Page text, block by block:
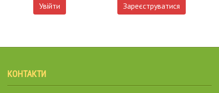
Увійти Зареєструватися
КОНТАКТИ